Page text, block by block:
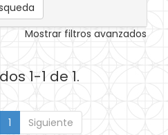
Mostrar filtros avanzados
1-1 de 1.
1 Siguiente